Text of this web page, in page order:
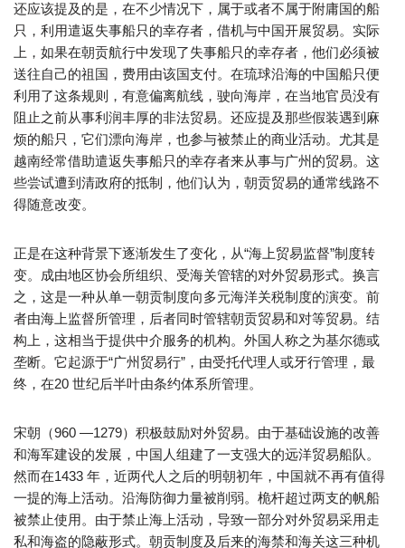
还应该提及的是，在不少情况下，属于或者不属于附庸国的船
只，利用遣返失事船只的幸存者，借机与中国开展贸易。实际
上，如果在朝贡航行中发现了失事船只的幸存者，他们必须被
送往自己的祖国，费用由该国支付。在琉球沿海的中国船只便
利用了这条规则，有意偏离航线，驶向海岸，在当地官员没有
阻止之前从事利润丰厚的非法贸易。还应提及那些假装遇到麻
烦的船只，它们漂向海岸，也参与被禁止的商业活动。尤其是
越南经常借助遣返失事船只的幸存者来从事与广州的贸易。这
些尝试遭到清政府的抵制，他们认为，朝贡贸易的通常线路不
得随意改变。
正是在这种背景下逐渐发生了变化，从“海上贸易监督”制度转
变。成由地区协会所组织、受海关管辖的对外贸易形式。换言
之，这是一种从单一朝贡制度向多元海洋关税制度的演变。前
者由海上监督所管理，后者同时管辖朝贡贸易和对等贸易。结
构上，这相当于提供中介服务的机构。外国人称之为基尔德或
垄断。它起源于“广州贸易行”，由受托代理人或牙行管理，最
终，在20 世纪后半叶由条约体系所管理。
宋朝（960 —1279）积极鼓励对外贸易。由于基础设施的改善
和海军建设的发展，中国人组建了一支强大的远洋贸易船队。
然而在1433 年，近两代人之后的明朝初年，中国就不再有值得
一提的海上活动。沿海防御力量被削弱。桅杆超过两支的帆船
被禁止使用。由于禁止海上活动，导致一部分对外贸易采用走
私和海盗的隐蔽形式。朝贡制度及后来的海禁和海关这三种机